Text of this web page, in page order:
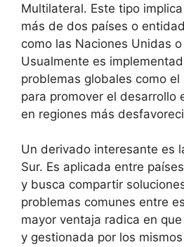
Multilateral. Este tipo
más de dos países o
como las Naciones Unidas
Usualmente es
problemas globales como
para promover el desarrollo
en regiones más
Un derivado interesante es
Sur. Es aplicada entre
y busca compartir
problemas comunes entre
mayor ventaja radica en
y gestionada por los